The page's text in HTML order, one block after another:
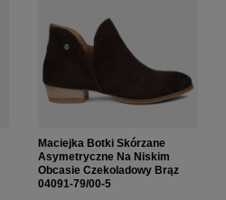
Maciejka Botki Skórzane
Asymetryczne Na Niskim
Obcasie Czekoladowy Brąz
04091-79/00-5